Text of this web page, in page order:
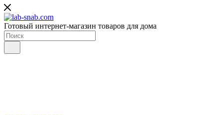
Готовый интернет-магазин товаров для дома